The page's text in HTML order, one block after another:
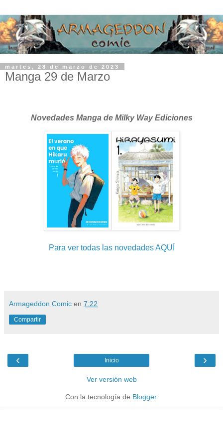
martes, 28 de marzo de 2023
Manga 29 de Marzo
Novedades Manga de Milky Way Ediciones
Para ver todas las novedades AQUÍ
Armageddon Comic en 7:22
Compartir
‹ ›
Inicio
Ver versión web
Con la tecnología de Blogger.